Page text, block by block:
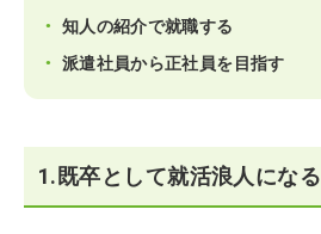
知人の紹介で就職する
派遣社員から正社員を目指す
1.既卒として就活浪人になる